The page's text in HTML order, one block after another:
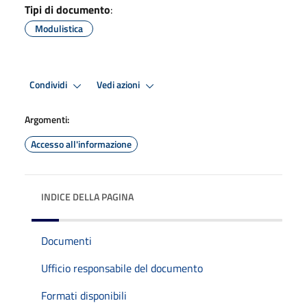
Tipi di documento:
Modulistica
Condividi Vedi azioni
Argomenti:
Accesso all'informazione
INDICE DELLA PAGINA
Documenti
Ufficio responsabile del documento
Formati disponibili